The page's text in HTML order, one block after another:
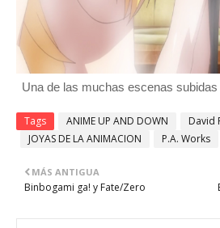
Una de las muchas escenas
Tags ANIME UP AND DOWN
David
JOYAS DE LA ANIMACION
P.A. Works
MÁS ANTIGUA
Binbogami ga! y Fate/Zero